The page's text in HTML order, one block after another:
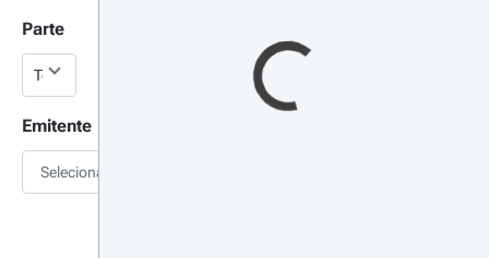
Parte
Emitente
Selecionar